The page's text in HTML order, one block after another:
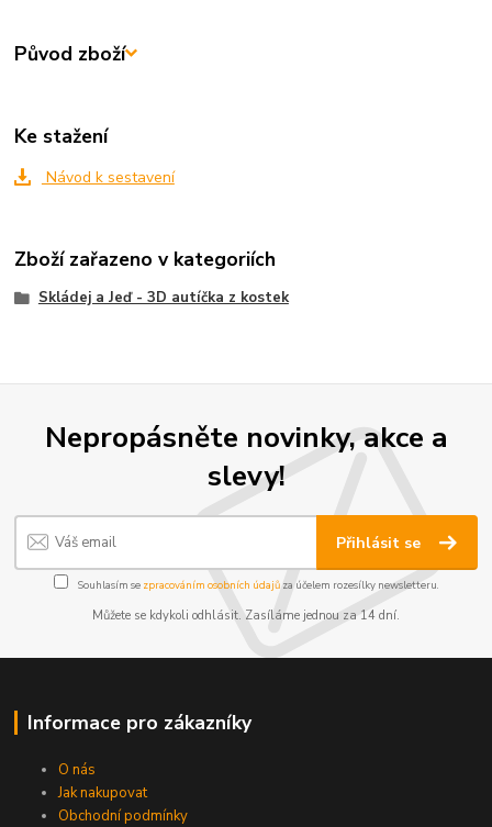
Původ zboží
Ke stažení
Návod k sestavení
Zboží zařazeno v kategoriích
Skládej a Jeď - 3D autíčka z kostek
Nepropásněte novinky, akce a
slevy!
Přihlásit se
Souhlasím se zpracováním osobních údajůza účelem rozesílky newsletteru.
Můžete se kdykoli odhlásit. Zasíláme jednou za 14 dní.
Informace pro zákazníky
O nás
Jak nakupovat
Obchodní podmínky